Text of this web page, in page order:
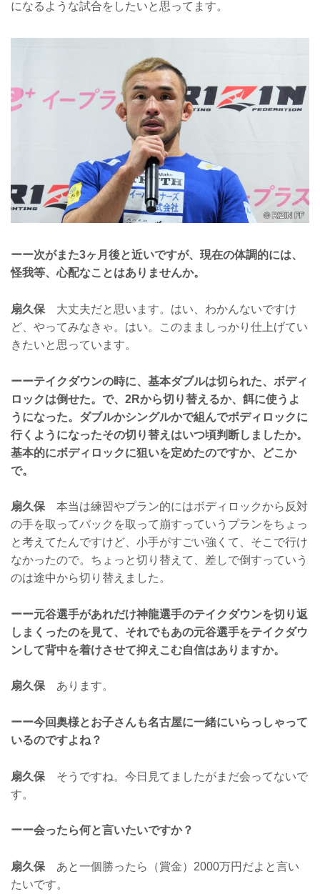
になるような試合をしたいと思ってます。
ーー次がまた3ヶ月後と近いですが、現在の体調的には、
怪我等、心配なことはありませんか。
扇久保 大丈夫だと思います。はい、わかんないですけ
ど、やってみなきゃ。はい。このまましっかり仕上げてい
きたいと思っています。
ーーテイクダウンの時に、基本ダブルは切られた、ボディ
ロックは倒せた。で、2Rから切り替えるか、餌に使うよ
うになった。ダブルかシングルかで組んでボディロックに
行くようになったその切り替えはいつ頃判断しましたか。
基本的にボディロックに狙いを定めたのですか、どこか
で。
扇久保 本当は練習やプラン的にはボディロックから反対
の手を取ってバックを取って崩すっていうプランをちょっ
と考えてたんですけど、小手がすごい強くて、そこで行け
なかったので。ちょっと切り替えて、差しで倒すっていう
のは途中から切り替えました。
ーー元谷選手があれだけ神龍選手のテイクダウンを切り返
しまくったのを見て、それでもあの元谷選手をテイクダウ
ンして背中を着けさせて抑えこむ自信はありますか。
扇久保 あります。
ーー今回奥様とお子さんも名古屋に一緒にいらっしゃって
いるのですよね？
扇久保 そうですね。今日見てましたがまだ会ってないで
す。
ーー会ったら何と言いたいですか？
扇久保 あと一個勝ったら（賞金）2000万円だよと言い
たいです。